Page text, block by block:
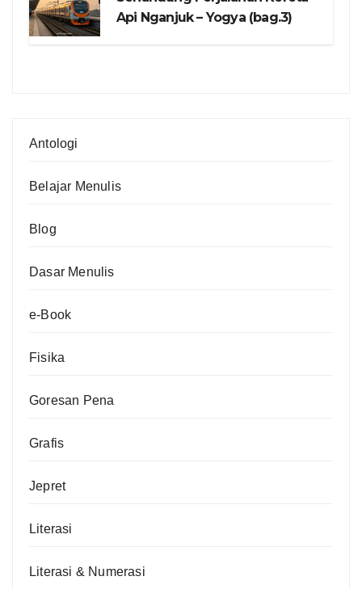
Api Nganjuk – Yogya (bag.3)
Antologi
Belajar Menulis
Blog
Dasar Menulis
e-Book
Fisika
Goresan Pena
Grafis
Jepret
Literasi
Literasi & Numerasi